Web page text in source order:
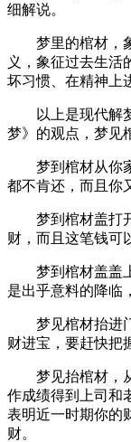
细解说。
梦里的棺材，象
义，象征过去生活
坏习惯、在精神上
以上是现代解梦
梦》的观点，梦见
梦到棺材从你家
都不肯还，而且你
梦到棺材盖打开
财，而且这笔钱可
梦到棺材盖盖上
是出乎意料的降临
梦见棺材抬进门
财进宝，要赶快把
梦见抬棺材，从
作成绩得到上司和
表明近一时期你的
财。